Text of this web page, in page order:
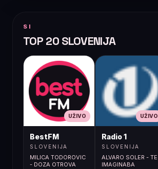
SI
TOP 20 SLOVENIJA
UŽIVO
BestFM
SLOVENIJA
MILICA TODOROVIC
- DOZA OTROVA
UŽIVO
Radio 1
SLOVENIJA
ALVARO SOLER - TE
IMAGINABA